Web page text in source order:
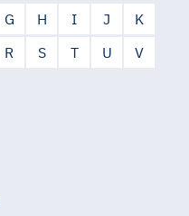
G H I J
K
R S T U
V